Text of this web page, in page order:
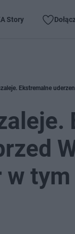
Story
Ekstremalne
tym